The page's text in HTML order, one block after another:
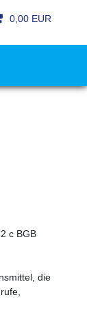
0,00 EUR
c BGB
die